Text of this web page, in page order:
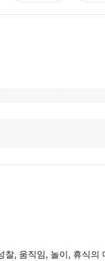
찰, 움직임, 놀이, 휴식